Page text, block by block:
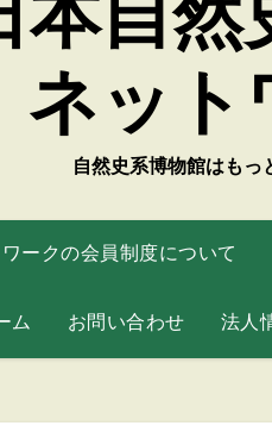
本自然
ネット
自然史系博物館はもっ
ークの会員制度について
ム お問い合わせ 法人